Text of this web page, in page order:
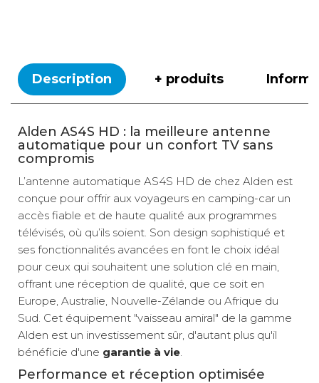
Description + produits
Alden AS4S HD : la meilleure antenne
automatique pour un confort TV sans
compromis
L’antenne automatique AS4S HD de chez Alden est
conçue pour offrir aux voyageurs en camping-car un
accès fiable et de haute qualité aux programmes
télévisés, où qu’ils soient. Son design sophistiqué et
ses fonctionnalités avancées en font le choix idéal
pour ceux qui souhaitent une solution clé en main,
offrant une réception de qualité, que ce soit en
Europe, Australie, Nouvelle-Zélande ou Afrique du
Sud. Cet équipement "vaisseau amiral" de la gamme
Alden est un investissement sûr, d'autant plus qu'il
bénéficie d'une garantie à vie.
Performance et réception optimisée